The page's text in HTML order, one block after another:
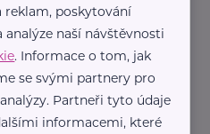
místech
který
pobocky-
reklam, poskytování
naší návštěvnosti
. Informace o tom, jak
se svými partnery pro
Partneři tyto údaje
informacemi, které